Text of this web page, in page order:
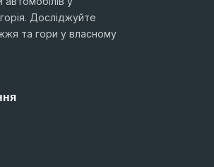
Досліджуйте
та гори у власному